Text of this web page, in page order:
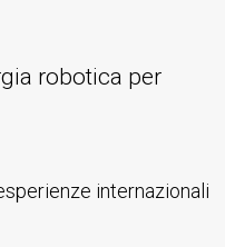
robotica per
internazionali